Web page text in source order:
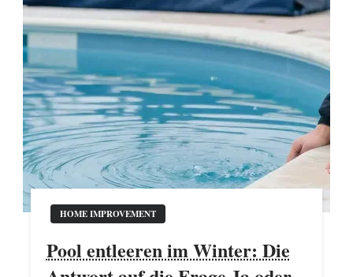
HOME IMPROVEMENT
Pool entleeren im Winter: Die